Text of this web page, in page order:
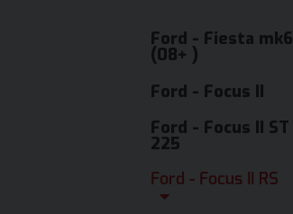
Ford - Fiesta mk6
(08+ )
Ford - Focus II
Ford - Focus II ST
225
Ford - Focus II RS